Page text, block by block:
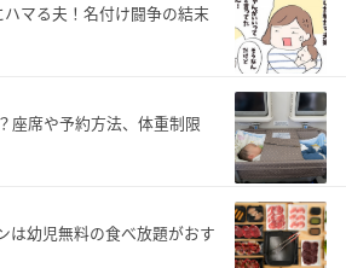
ハマる夫！名付け闘争の結末
座席や予約方法、体重制限
は幼児無料の食べ放題がおす